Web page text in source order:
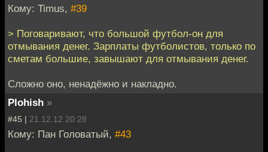
Кому: Timus, #39
> Поговаривают, что большой футбол-он для
отмывания денег. Зарплаты футболистов, только по
сметам большие, завышают для отмывания денег.
Сложно оно, ненадёжно и накладно.
Plohish »
#45 | 21.12.12 20:28
Кому: Пан Головатый, #43